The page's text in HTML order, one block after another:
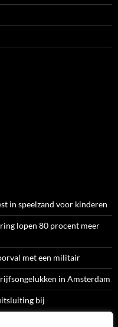
in speelzand voor kinderen
lopen 80 procent meer
met een militair
in Amsterdam
bij